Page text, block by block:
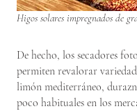
Higos solares impregnados de
De hecho, los secadores
permiten revalorar
limón mediterráneo,
poco habituales en los